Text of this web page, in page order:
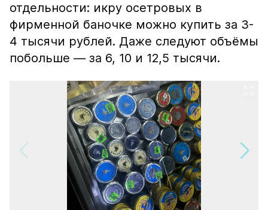
отдельности: икру осетровых в
фирменной баночке можно купить за 3-
4 тысячи рублей. Даже следуют объёмы
побольше — за 6, 10 и 12,5 тысячи.